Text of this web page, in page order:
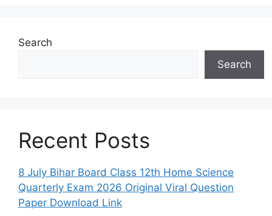
Search
Search
Recent Posts
8 July Bihar Board Class 12th Home Science
Quarterly Exam 2026 Original Viral Question
Paper Download Link